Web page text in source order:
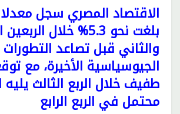
الاقتصاد المصري سجل
بلغت نحو 5.3% خلال
والثاني قبل تصاعد التطورات
الجيوسياسية الأخيرة، مع
طفيف خلال الربع الثالث
محتمل في الربع الرابع